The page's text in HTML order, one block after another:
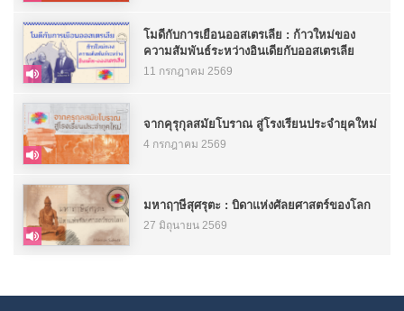
โมดีกับการเยือนออสเตรเลีย : ก้าวใหม่ของ
ความสัมพันธ์ระหว่างอินเดียกับออสเตรเลีย
11 กรกฎาคม 2569
จากคุรุกุลสมัยโบราณ สู่โรงเรียนประจำยุคใหม่
4 กรกฎาคม 2569
มหาฤๅษีสุศรุตะ : บิดาแห่งศัลยศาสตร์ของโลก
27 มิถุนายน 2569